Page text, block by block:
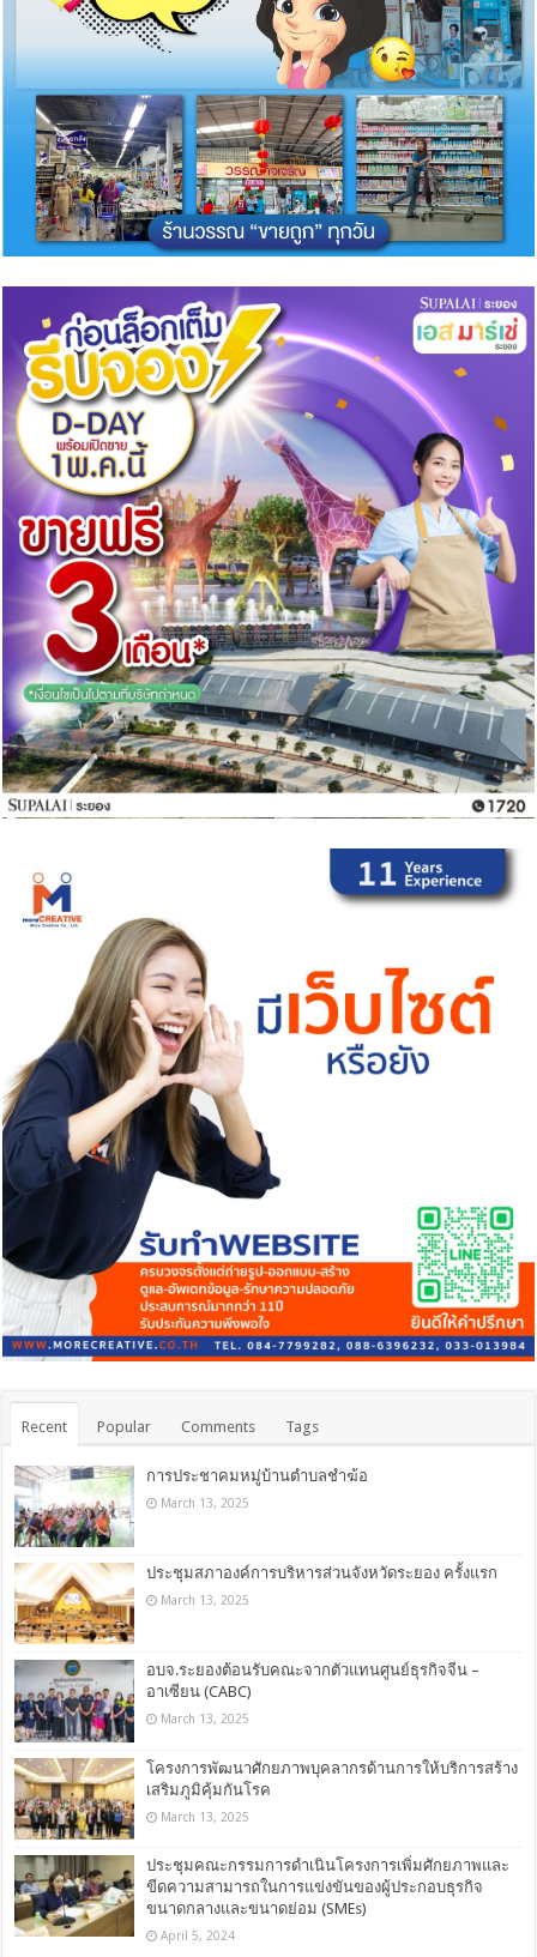
Recent Popular Comments Tags
การประชาคมหมู่บ้านตำบลชำฆ้อ
March 13, 2025
ประชุมสภาองค์การบริหารส่วนจังหวัดระยอง ครั้งแรก
March 13, 2025
อบจ.ระยองต้อนรับคณะจากตัวแทนศูนย์ธุรกิจจีน –
อาเซียน (CABC)
March 13, 2025
โครงการพัฒนาศักยภาพบุคลากรด้านการให้บริการสร้าง
เสริมภูมิคุ้มกันโรค
March 13, 2025
ประชุมคณะกรรมการดำเนินโครงการเพิ่มศักยภาพและ
ขีดความสามารถในการแข่งขันของผู้ประกอบธุรกิจ
ขนาดกลางและขนาดย่อม (SMEs)
April 5, 2024